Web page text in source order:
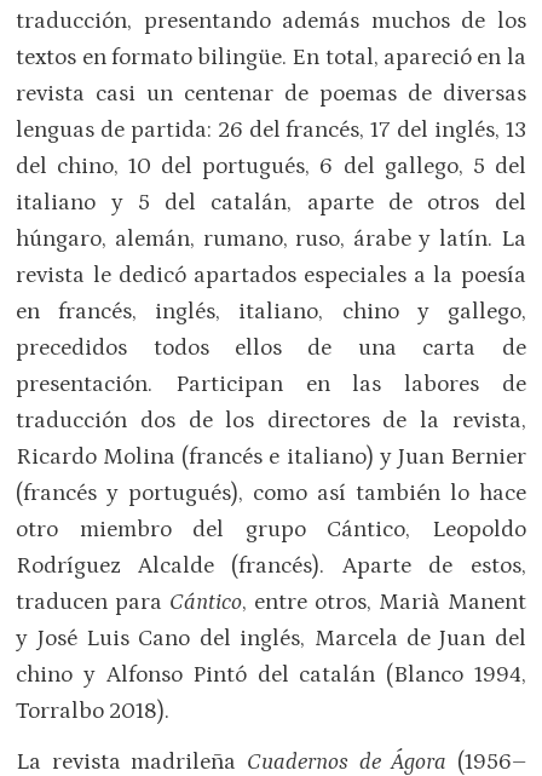
traducción, presentando además muchos de los
textos en formato bilingüe. En total, apareció en la
revista casi un centenar de poemas de diversas
lenguas de partida: 26 del francés, 17 del inglés, 13
del chino, 10 del portugués, 6 del gallego, 5 del
italiano y 5 del catalán, aparte de otros del
húngaro, alemán, rumano, ruso, árabe y latín. La
revista le dedicó apartados especiales a la poesía
en francés, inglés, italiano, chino y gallego,
precedidos todos ellos de una carta de
presentación. Participan en las labores de
traducción dos de los directores de la revista,
Ricardo Molina (francés e italiano) y Juan Bernier
(francés y portugués), como así también lo hace
otro miembro del grupo Cántico, Leopoldo
Rodríguez Alcalde (francés). Aparte de estos,
traducen para Cántico, entre otros, Marià Manent
y José Luis Cano del inglés, Marcela de Juan del
chino y Alfonso Pintó del catalán (Blanco 1994,
Torralbo 2018).
La revista madrileña Cuadernos de Ágora (1956–